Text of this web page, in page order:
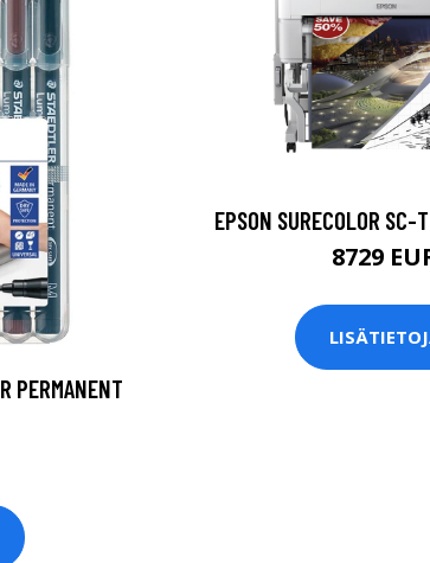
PERMANENT
EPSON SURECOLOR
8729